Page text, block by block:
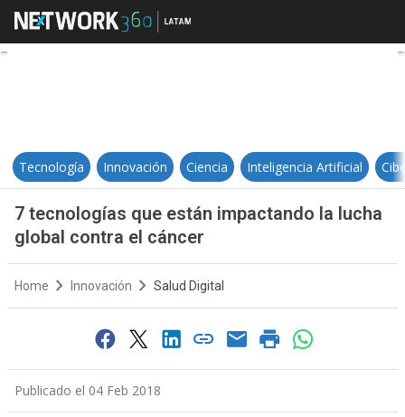
7 tecnologías que están
Tecnología Innovación Ciencia Inteligencia Artificial
7 tecnologías que están impactando la lucha
global contra el cáncer
Home Innovación Salud Digital
Publicado el 04 Feb 2018